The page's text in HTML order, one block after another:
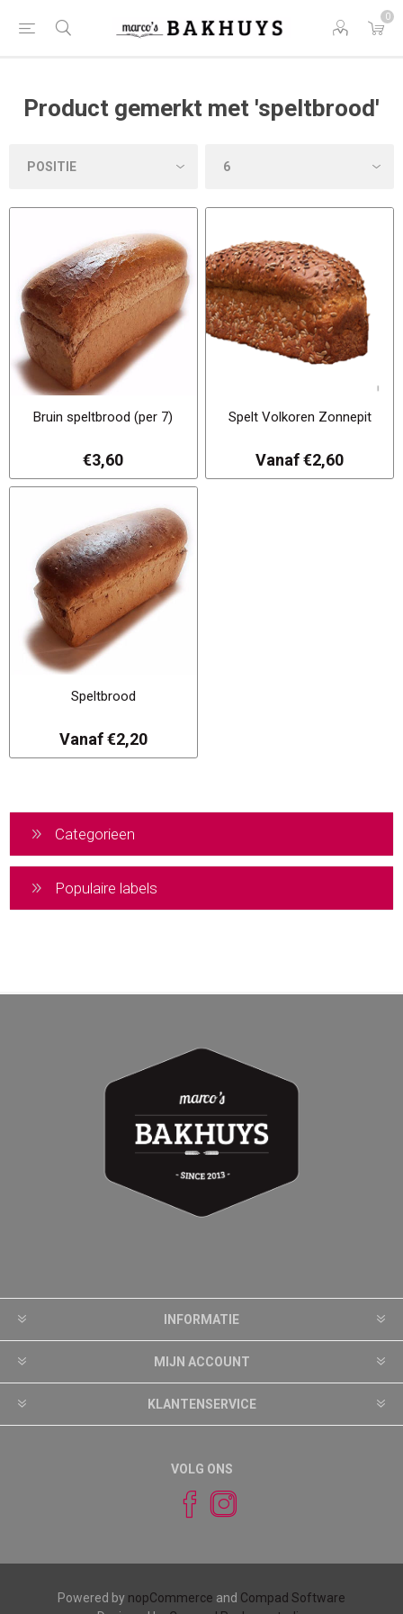
0
Product gemerkt met 'speltbrood'
Bruin speltbrood (per 7)
€3,60
Spelt Volkoren Zonnepit
Vanaf €2,60
Speltbrood
Vanaf €2,20
Categorieen
Populaire labels
INFORMATIE
MIJN ACCOUNT
KLANTENSERVICE
VOLG ONS
Powered by nopCommerce and Compad Software